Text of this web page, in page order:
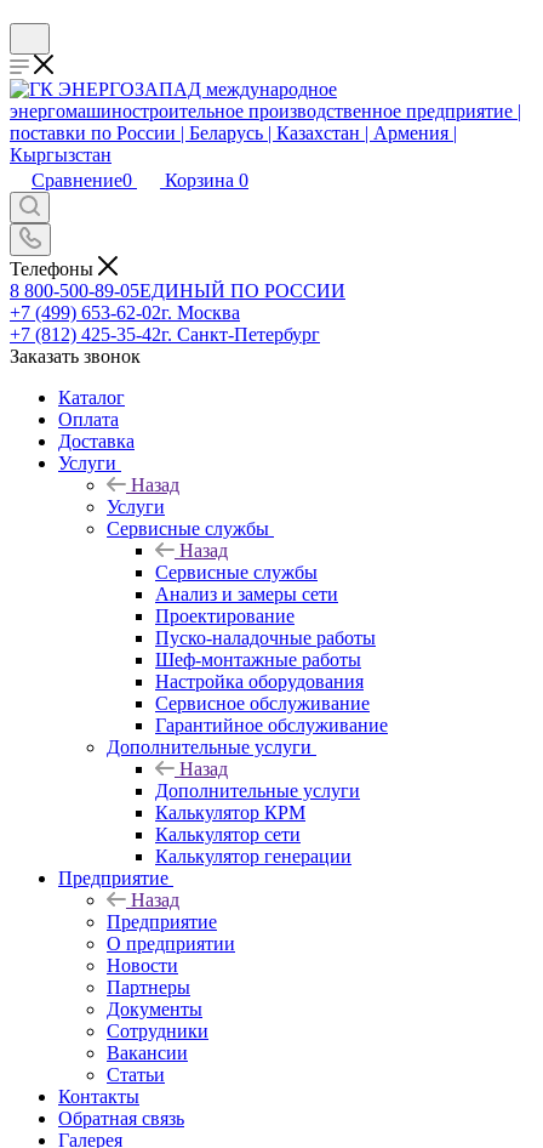
Сравнение0 Корзина 0
Телефоны
8 800-500-89-05ЕДИНЫЙ ПО РОССИИ
+7 (499) 653-62-02г. Москва
+7 (812) 425-35-42г. Санкт-Петербург
Заказать звонок
Каталог
Оплата
Доставка
Услуги
Назад
Услуги
Сервисные службы
Назад
Сервисные службы
Анализ и замеры сети
Проектирование
Пуско-наладочные работы
Шеф-монтажные работы
Настройка оборудования
Сервисное обслуживание
Гарантийное обслуживание
Дополнительные услуги
Назад
Дополнительные услуги
Калькулятор КРМ
Калькулятор сети
Калькулятор генерации
Предприятие
Назад
Предприятие
О предприятии
Новости
Партнеры
Документы
Сотрудники
Вакансии
Статьи
Контакты
Обратная связь
Галерея